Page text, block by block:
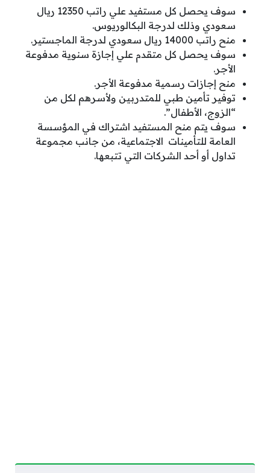
سوف يحصل كل مستفيد علي راتب 12350 ريال
سعودي وذلك لدرجة البكالوريوس.
منح راتب 14000 ريال سعودي لدرجة الماجستير.
سوف يحصل كل متقدم علي إجازة سنوية مدفوعة
الأجر.
منح إجازات رسمية مدفوعة الأجر.
توفير تأمين طبي للمتدربين ولأسرهم لكل من
“الزوج، الأطفال”.
سوف يتم منح المستفيد اشتراك في المؤسسة
العامة للتأمينات الاجتماعية، من جانب مجموعة
تداول أو أحد الشركات التي تتبعها.